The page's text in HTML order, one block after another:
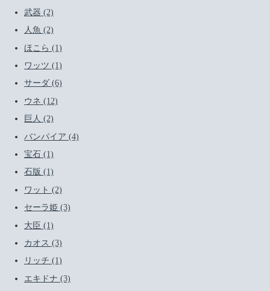
武器 (2)
人魚 (2)
ほこら (1)
ワッツ (1)
サーダ (6)
ウネ (12)
巨人 (2)
バンパイア (4)
宝石 (1)
石版 (1)
ワット (2)
セーラ姫 (3)
大臣 (1)
カオス (3)
リッチ (1)
エキドナ (3)